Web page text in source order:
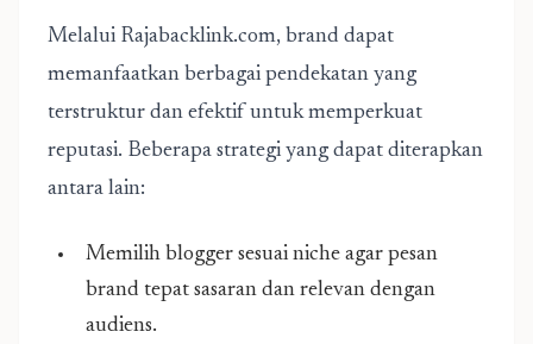
Melalui Rajabacklink.com, brand dapat
memanfaatkan berbagai pendekatan yang
terstruktur dan efektif untuk memperkuat
reputasi. Beberapa strategi yang dapat diterapkan
antara lain:
Memilih blogger sesuai niche agar pesan
brand tepat sasaran dan relevan dengan
audiens.